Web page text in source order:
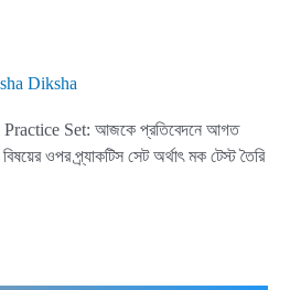
Diksha
Set: আজকে প্রতিবেদনে আগত
বিষয়ের ওপর প্র্যাকটিস সেট অর্থাৎ মক টেস্ট তৈরি